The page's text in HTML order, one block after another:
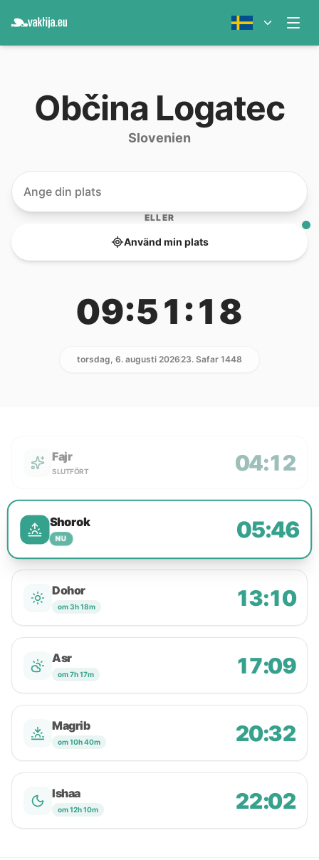
Občina Logatec
Slovenien
ELLER
Använd min plats
09:51:18
torsdag, 6. augusti 202623. Safar 1448
Fajr
SLUTFÖRT 04:12
Shorok
NU 05:46
Dohor
om 3h 18m 13:10
Asr
om 7h 17m 17:09
Magrib
om 10h 40m 20:32
Ishaa
om 12h 10m 22:02